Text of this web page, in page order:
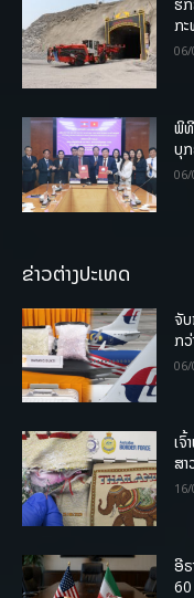
ກ
ພິ
ບຸ
ຂ່າວຕ່າງປະເທດ
ຈັ
ກ
ເ
ສ
ອີຣ